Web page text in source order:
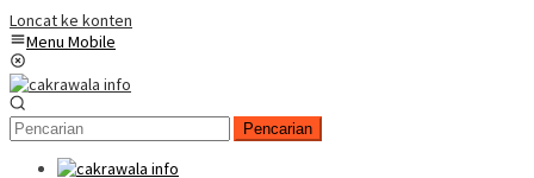
Loncat ke konten
Menu Mobile
Pencarian